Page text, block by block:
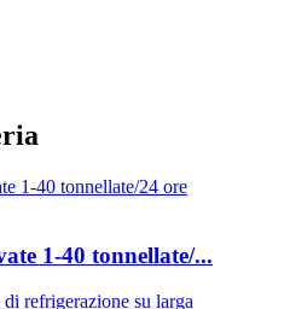
1-40 tonnellate/...